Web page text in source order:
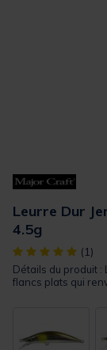
Leurre Dur
4.5g
[object Object](1)
Détails du produit :
flancs plats qui